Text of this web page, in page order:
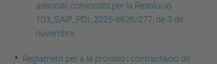
associat convocats per la Resolució
103_SAiP_PDI_2025-6826/277, de 3 de
novembre
Reglament per a la provisió i contractació de